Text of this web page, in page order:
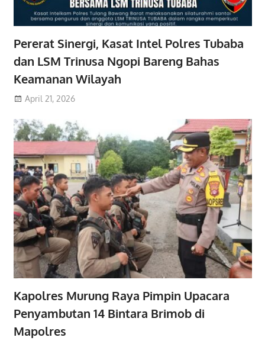
Pererat Sinergi, Kasat Intel Polres Tubaba
dan LSM Trinusa Ngopi Bareng Bahas
Keamanan Wilayah
April 21, 2026
Kapolres Murung Raya Pimpin Upacara
Penyambutan 14 Bintara Brimob di
Mapolres